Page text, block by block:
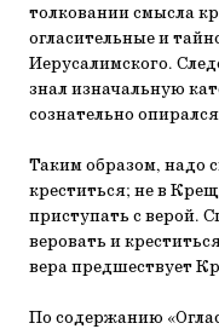
толковании смысла
огласительные и
Иерусалимского.
знал изначальную
сознательно
Таким образом, надо
креститься; не в
приступать с верой.
веровать и
вера предшествует
По содержанию